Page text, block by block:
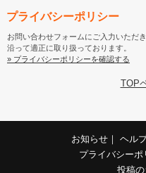
プライバシーポリシー
お問い合わせフォームにご入力いただ
沿って適正に取り扱っております。
» プライバシーポリシーを確認する
TOP
お知らせ ヘル
プライバシーポ
投稿